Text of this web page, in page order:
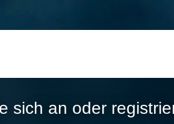
sich an oder